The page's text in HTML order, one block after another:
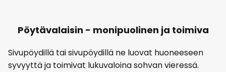
Pöytävalaisin - monipuolinen ja toimiva
Sivupöydillä tai sivupöydillä ne luovat huoneeseen
syvyyttä ja toimivat lukuvaloina sohvan vieressä.